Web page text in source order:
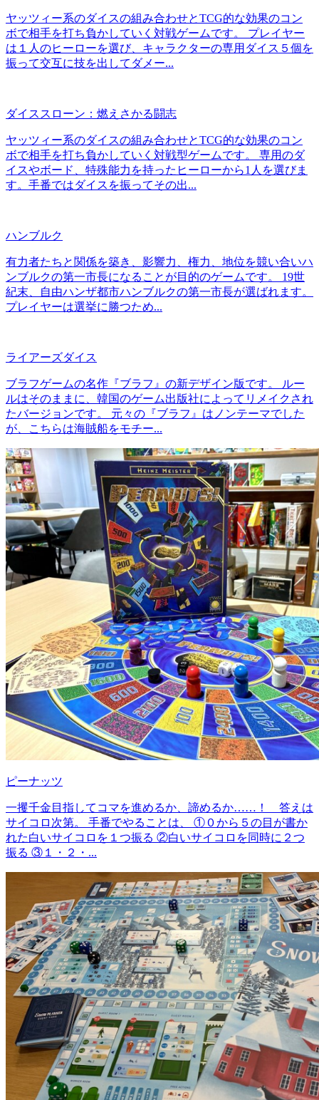
ヤッツィー系のダイスの組み合わせとTCG的な効果のコン
ボで相手を打ち負かしていく対戦ゲームです。 プレイヤー
は１人のヒーローを選び、キャラクターの専用ダイス５個を
振って交互に技を出してダメー...
ダイススローン：燃えさかる闘志
ヤッツィー系のダイスの組み合わせとTCG的な効果のコン
ボで相手を打ち負かしていく対戦型ゲームです。 専用のダ
イスやボード、特殊能力を持ったヒーローから1人を選びま
す。手番ではダイスを振ってその出...
ハンブルク
有力者たちと関係を築き、影響力、権力、地位を競い合いハ
ンブルクの第一市長になることが目的のゲームです。 19世
紀末、自由ハンザ都市ハンブルクの第一市長が選ばれます。
プレイヤーは選挙に勝つため...
ライアーズダイス
ブラフゲームの名作『ブラフ』の新デザイン版です。 ルー
ルはそのままに、韓国のゲーム出版社によってリメイクされ
たバージョンです。 元々の『ブラフ』はノンテーマでした
が、こちらは海賊船をモチー...
ピーナッツ
一攫千金目指してコマを進めるか、諦めるか……！ 答えは
サイコロ次第。 手番でやることは、 ①０から５の目が書か
れた白いサイコロを１つ振る ②白いサイコロを同時に２つ
振る ③１・２・...